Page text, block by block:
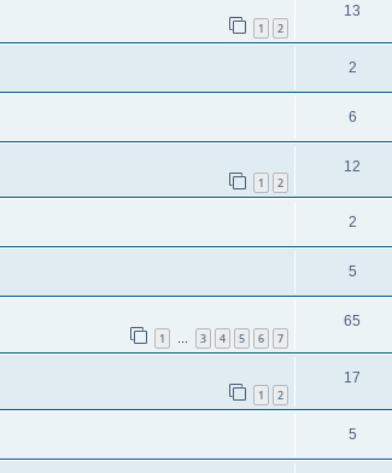
1 2
13
2
6
1 2
12
2
5
1 … 3 4 5 6 7
65
1 2
17
5